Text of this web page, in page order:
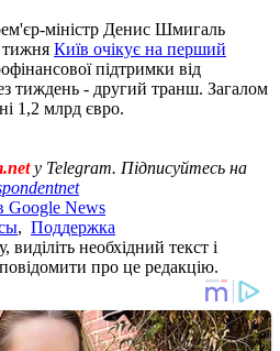
міністр Денис Шмигаль
тижня Київ очікує на перший
підтримки від
тиждень - другий транш. Загалом
1,2 млрд євро.
у Telegram. Підписуйтесь на
Google News
, Поддержка
необхідний текст і
про це редакцію.